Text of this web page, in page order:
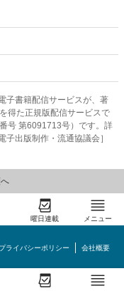
子書籍配信サービスが、著
得た正規版配信サービスで
号 第6091713号）です。詳
子出版制作・流通協議会］
曜日連載 メニュー
プライバシーポリシー 会社概要
Inc.